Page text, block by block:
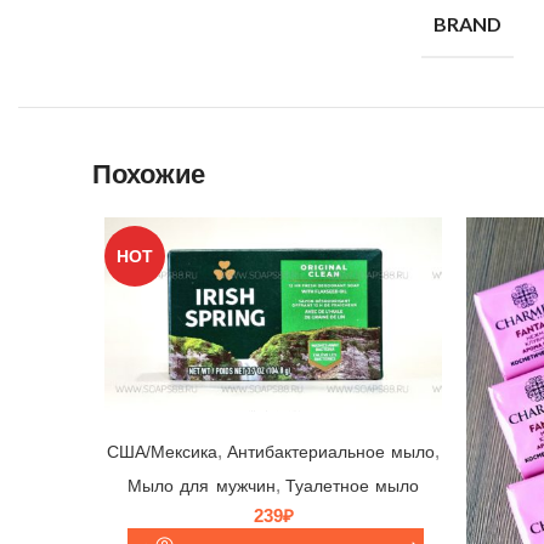
BRAND
Похожие
HOT
США/Мексика, Антибактериальное мыло,
Мыло для мужчин, Туалетное мыло
239₽